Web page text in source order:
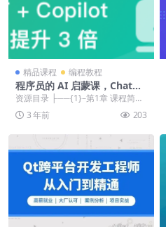
精品课程 编程教程
程序员的 AI 启蒙课，ChatGP
T 辅助开发 Vue3 项目[完结]
资源目录 ├──{1}–第1章 课程简介
&amp; 正确看...
3 年前 203